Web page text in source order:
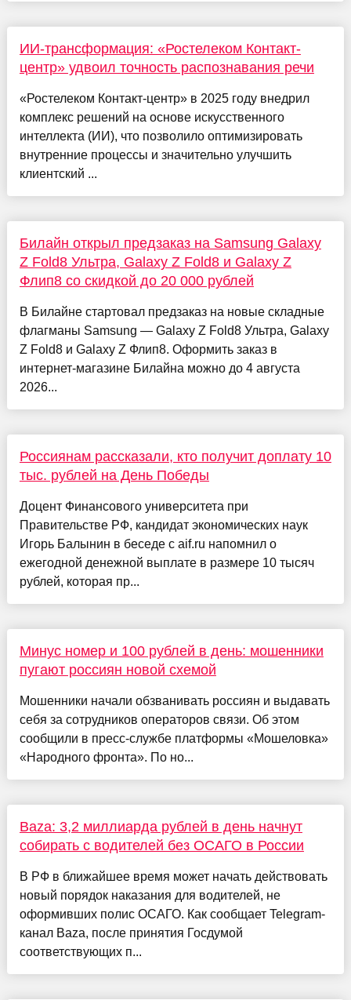
ИИ-трансформация: «Ростелеком Контакт-
центр» удвоил точность распознавания речи
«Ростелеком Контакт-центр» в 2025 году внедрил
комплекс решений на основе искусственного
интеллекта (ИИ), что позволило оптимизировать
внутренние процессы и значительно улучшить
клиентский ...
Билайн открыл предзаказ на Samsung Galaxy
Z Fold8 Ультра, Galaxy Z Fold8 и Galaxy Z
Флип8 со скидкой до 20 000 рублей
В Билайне стартовал предзаказ на новые складные
флагманы Samsung — Galaxy Z Fold8 Ультра, Galaxy
Z Fold8 и Galaxy Z Флип8. Оформить заказ в
интернет-магазине Билайна можно до 4 августа
2026...
Россиянам рассказали, кто получит доплату 10
тыс. рублей на День Победы
Доцент Финансового университета при
Правительстве РФ, кандидат экономических наук
Игорь Балынин в беседе с aif.ru напомнил о
ежегодной денежной выплате в размере 10 тысяч
рублей, которая пр...
Минус номер и 100 рублей в день: мошенники
пугают россиян новой схемой
Мошенники начали обзванивать россиян и выдавать
себя за сотрудников операторов связи. Об этом
сообщили в пресс-службе платформы «Мошеловка»
«Народного фронта». По но...
Baza: 3,2 миллиарда рублей в день начнут
собирать с водителей без ОСАГО в России
В РФ в ближайшее время может начать действовать
новый порядок наказания для водителей, не
оформивших полис ОСАГО. Как сообщает Telegram-
канал Baza, после принятия Госдумой
соответствующих п...